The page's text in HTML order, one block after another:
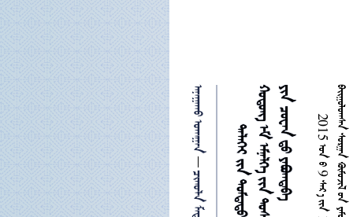
 

  